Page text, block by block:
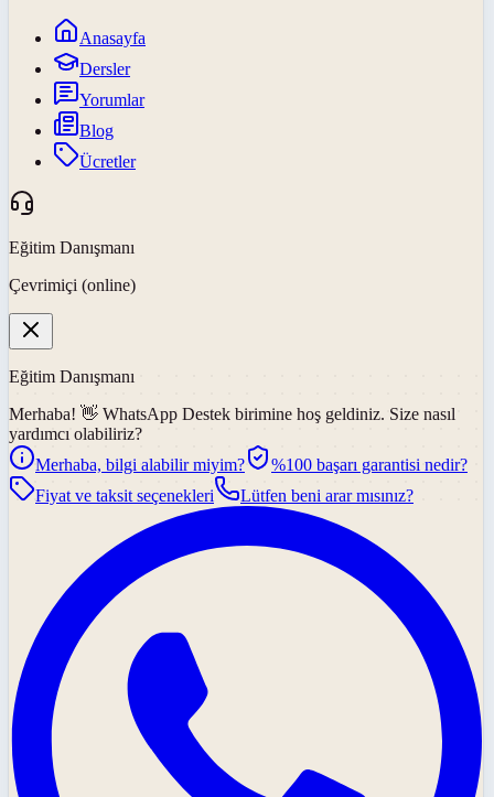
Anasayfa
Dersler
Yorumlar
Blog
Ücretler
Eğitim Danışmanı
Çevrimiçi (online)
Eğitim Danışmanı
Merhaba! 👋 WhatsApp Destek birimine hoş geldiniz. Size nasıl
yardımcı olabiliriz?
Merhaba, bilgi alabilir miyim?
%100 başarı garantisi nedir?
Fiyat ve taksit seçenekleri
Lütfen beni arar mısınız?